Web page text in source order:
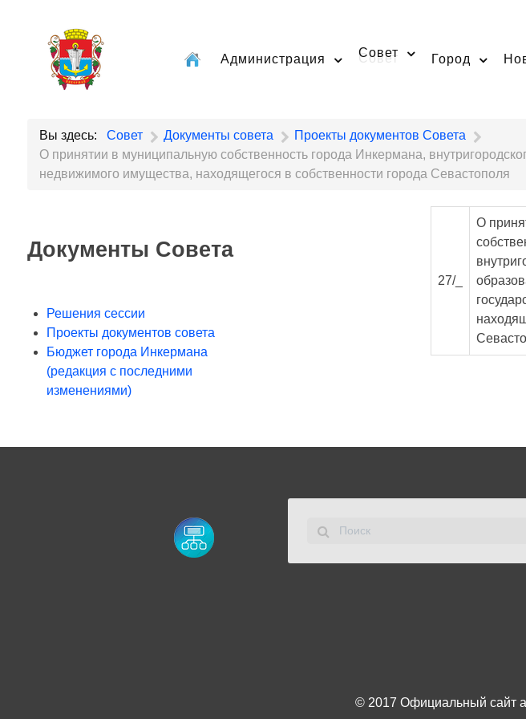
Администрация Совет Город
Вы здесь: Совет Документы совета
Проекты документов Совета
О принятии в муниципальную собственность города Инкермана,
недвижимого имущества, находящегося в собственности города Севастополя
Документы Совета
Решения сессии
Проекты документов совета
Бюджет города Инкермана
(редакция с последними
изменениями)
27/_
О
© 2017 Официальный сайт